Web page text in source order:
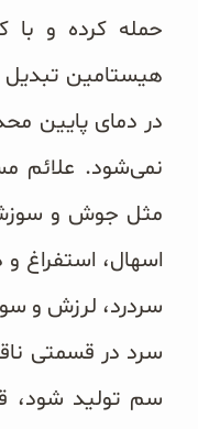
حمله کرده و با
هیستامین تبدیل
در دمای پایین
نمی‌شود. علائم
مثل جوش و سوزش
اسهال، استفراغ
سردرد، لرزش و
سرد در قسمتی
سم تولید شود،